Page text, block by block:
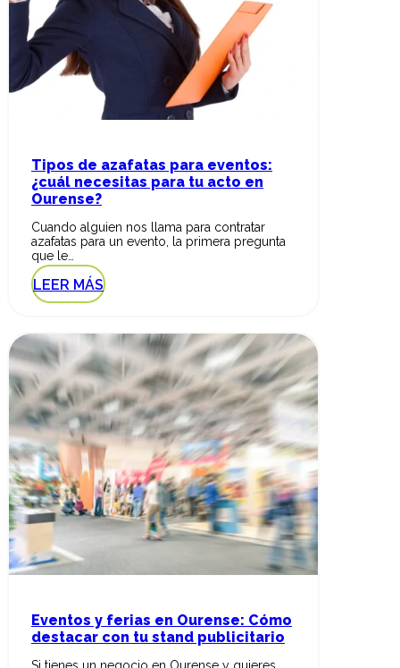
Tipos de azafatas para eventos:
¿cuál necesitas para tu acto en
Ourense?
Cuando alguien nos llama para contratar
azafatas para un evento, la primera pregunta
que le…
LEER MÁS
Eventos y ferias en Ourense: Cómo
destacar con tu stand publicitario
Si tienes un negocio en Ourense y quieres